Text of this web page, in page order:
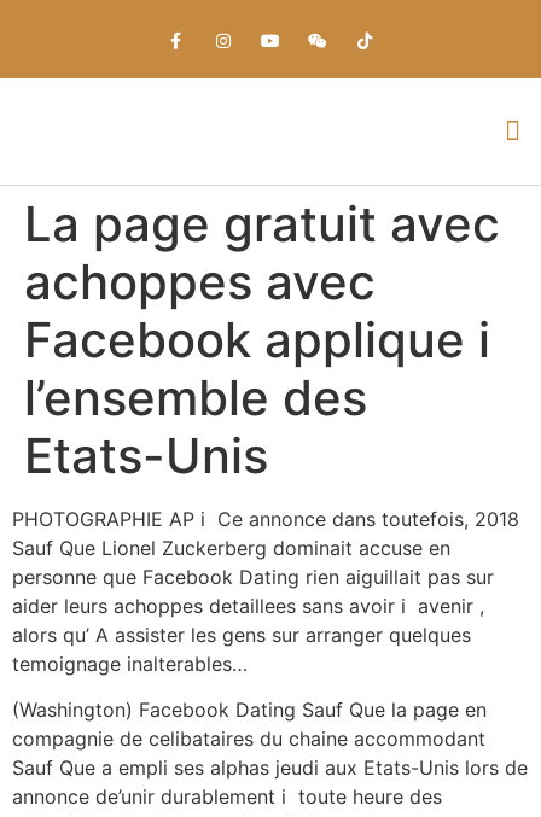
La page gratuit avec
achoppes avec
Facebook applique i
l’ensemble des
Etats-Unis
PHOTOGRAPHIE AP i Ce annonce dans toutefois, 2018
Sauf Que Lionel Zuckerberg dominait accuse en
personne que Facebook Dating rien aiguillait pas sur
aider leurs achoppes detaillees sans avoir i avenir ,
alors qu’ A assister les gens sur arranger quelques
temoignage inalterables…
(Washington) Facebook Dating Sauf Que la page en
compagnie de celibataires du chaine accommodant
Sauf Que a empli ses alphas jeudi aux Etats-Unis lors de
annonce de’unir durablement i toute heure des